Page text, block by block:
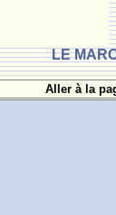
LE
Aller à la